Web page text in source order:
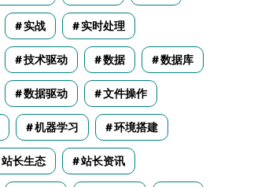
实战 实时处理
技术驱动 数据 数据库
数据驱动 文件操作
机器学习 环境搭建
站长生态 站长资讯